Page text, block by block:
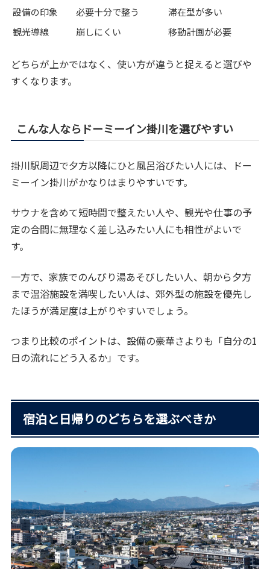
設備の印象
必要十分で整う
滞在型が多い
観光導線
崩しにくい 移動計画が必要
どちらが上かではなく、使い方が違うと捉えると選びや
すくなります。
こんな人ならドーミーイン掛川を選びやすい
掛川駅周辺で夕方以降にひと風呂浴びたい人には、ドー
ミーイン掛川がかなりはまりやすいです。
サウナを含めて短時間で整えたい人や、観光や仕事の予
定の合間に無理なく差し込みたい人にも相性がよいで
す。
一方で、家族でのんびり湯あそびしたい人、朝から夕方
まで温浴施設を満喫したい人は、郊外型の施設を優先し
たほうが満足度は上がりやすいでしょう。
つまり比較のポイントは、設備の豪華さよりも「自分の1
日の流れにどう入るか」です。
宿泊と日帰りのどちらを選ぶべきか